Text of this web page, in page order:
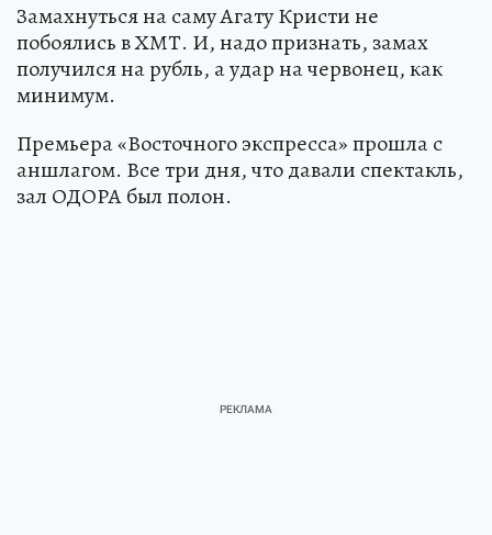
Замахнуться на саму Агату Кристи не
побоялись в ХМТ. И, надо признать, замах
получился на рубль, а удар на червонец, как
минимум.
Премьера «Восточного экспресса» прошла с
аншлагом. Все три дня, что давали спектакль,
зал ОДОРА был полон.